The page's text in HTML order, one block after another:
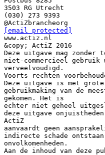
[email protected]
www.actiz.nl
&copy; ActiZ 2016
Deze uitgave mag zonder
niet-commercieel gebruik
verveelvoudigd.
Voorts rechten
Deze uitgave is met
gebruikmaking van de
gekomen. Het is
echter niet geheel
deze uitgave onjuistheden
ActiZ
aanvaardt geen
indirecte schade
onvolkomenheden.
Aan de inhoud van deze